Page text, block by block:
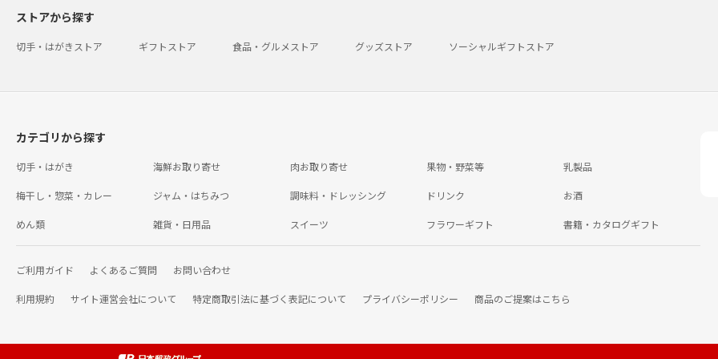
ストアから探す
切手・はがきストア ギフトストア 食品・グルメストア グッズストア ソーシャルギフトストア
カテゴリから探す
切手・はがき 海鮮お取り寄せ 肉お取り寄せ 果物・野菜等 乳製品
梅干し・惣菜・カレー ジャム・はちみつ 調味料・ドレッシング ドリンク お酒
めん類 雑貨・日用品 スイーツ フラワーギフト 書籍・カタログギフト
ご利用ガイド よくあるご質問 お問い合わせ
利用規約 サイト運営会社について 特定商取引法に基づく表記について プライバシーポリシー 商品のご提案はこちら